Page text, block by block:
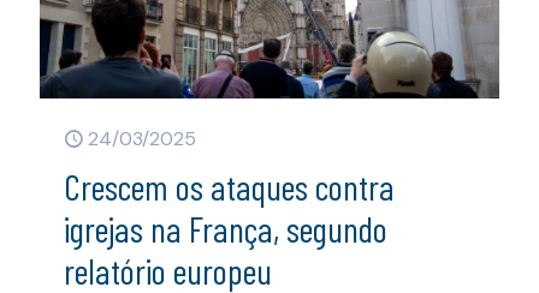
24/03/2025
Crescem os ataques contra
igrejas na França, segundo
relatório europeu